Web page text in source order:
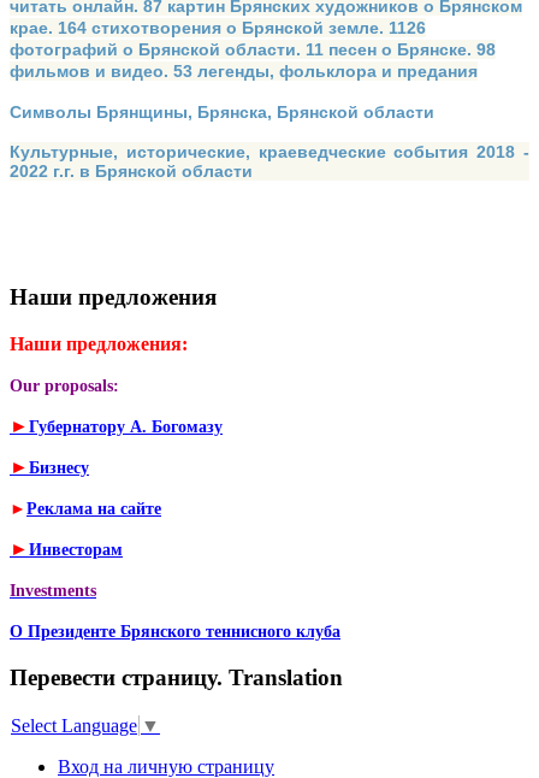
читать онлайн. 87 картин Брянских художников о Брянском
крае. 164 стихотворения о Брянской земле. 1126
фотографий о Брянской области. 11 песен о Брянске. 98
фильмов и видео. 53 легенды, фольклора и предания
Символы Брянщины, Брянска, Брянской области
Культурные, исторические, краеведческие события 2018 -
2022 г.г. в Брянской области
Наши предложения
Наши предложения:
Our proposals:
► Губернатору А. Богомазу
► Бизнесу
► Реклама на сайте
► Инвесторам
Investments
О Президенте Брянского теннисного клуба
Перевести страницу. Translation
Select Language ▼
Вход на личную страницу